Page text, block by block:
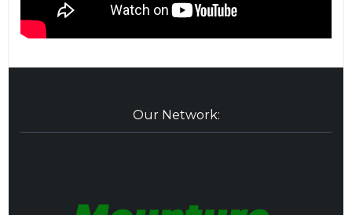
Our Network: